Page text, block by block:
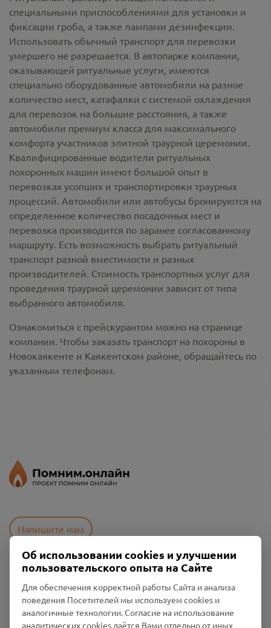
специальными приспособлениями для установки и
фиксации гроба, а также лампами дезинфекции.
Использовать обычный транспорт для перевозки
умершего не разрешается. В автопарке компании,
оказывающей ритуальные услуги, имеются
специально оборудованные автомобили на разное
количество мест, катафалки с системой охлаждения
для перевозок на большие расстояния, а также
автомобили премиум класса для максимального
комфорта участников элитной траурной церемонии.
Квалифицированные водители ритуальных
похоронных машин имеют большой опыт в
перевозках усопших и транспортировки траурных
процессий. Автомобили или автобусы бронируются на
определенное количество посадочных мест и
перевозка производится по заранее согласованному
маршруту. Есть возможность выбрать ритуальный
транспорт разной вместимости и разных
производителей. Стоимость транспортных услуг для
проведения траурной церемонии зависит от типа
выбранного автомобиля.
Ознакомиться с прейскурантом можно на странице
компании. Чтобы заказать транспорт на похороны в
Новокаякенте и Каякентском районе, обращайтесь по
указанным телефонам.
Напишите нам
Политика конфиденциальности
Промо-материалы
Об использовании cookies и улучшении
пользовательского опыта на Сайте
Для обеспечения корректной работы Сайта и анализа
поведения Посетителей мы используем cookies и
аналогичные технологии. Согласие на использование
аналитических cookies даётся Вами отдельно от иных